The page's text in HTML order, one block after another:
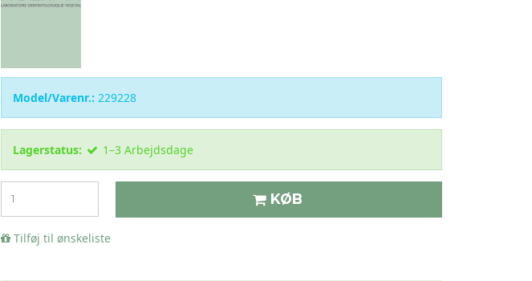
Model/Varenr.: 229228
Lagerstatus: 1–3 Arbejdsdage
KØB
Tilføj til ønskeliste